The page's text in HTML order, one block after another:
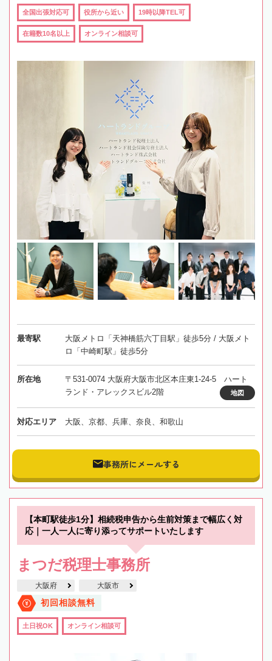
全国出張対応可 役所から近い 19時以降TEL可
在籍数10名以上 オンライン相談可
最寄駅
大阪メトロ「天神橋筋六丁目駅」徒歩5分 / 大阪メト
ロ「中崎町駅」徒歩5分
所在地
〒531-0074 大阪府大阪市北区本庄東1-24-5 ハート
ランド・アレックスビル2階
地図
対応エリア 大阪、京都、兵庫、奈良、和歌山
事務所にメールする
【本町駅徒歩1分】相続税申告から生前対策まで幅広く対
応｜一人一人に寄り添ってサポートいたします
まつだ税理士事務所
大阪府 大阪市
初回相談無料
土日祝OK オンライン相談可